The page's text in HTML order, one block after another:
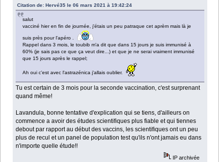
Citation de: Hervé35 le 06 mars 2021 à 19:42:24
salut
vacciné hier en fin de journée, j'étais un peu patraque cet aprèm mais là je
suis près pour l'apéro .
Rappel dans 3 mois, le toubib m'a dit que dans 15 jours je suis immunisé à
60% (je sais pas ce que ça veut dire...) et que je ne serai vraiment immunisé
que 15 jours après le rappel;
Ah oui c'est avec l'astrazénica j'allais oublier.
Tu est certain de 3 mois pour la seconde vaccination, c'est surprenant
quand même!
Lavandula, bonne tentative d'explication qui se tiens, d'ailleurs on
commence a avoir des études scientifiques plus fiable et qui tiennes
debout par rapport au début des vaccins, les scientifiques ont un peu
plus de recul et un panel de population test qu'ils n'ont jamais eu dans
n'importe quelle étude!!
IP archivée